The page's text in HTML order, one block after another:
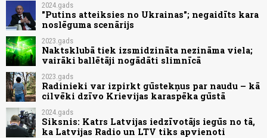
2024.gads
"Putins atteiksies no Ukrainas"; negaidīts kara
noslēguma scenārijs
2023.gads
Naktsklubā tiek izsmidzināta nezināma viela;
vairāki ballētāji nogādāti slimnīcā
2023.gads
Radinieki var izpirkt gūstekņus par naudu – kā
cilvēki dzīvo Krievijas karaspēka gūstā
2024.gads
Siksnis: Katrs Latvijas iedzīvotājs iegūs no tā,
ka Latvijas Radio un LTV tiks apvienoti